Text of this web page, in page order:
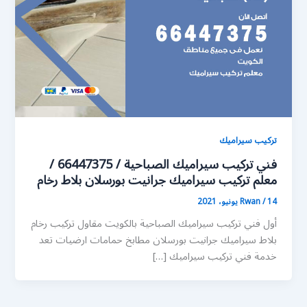
تركيب سيراميك
فني تركيب سيراميك الصباحية / 66447375 /
معلم تركيب سيراميك جرانيت بورسلان بلاط رخام
Rwan/14 يونيو، 2021
أول فني تركيب سيراميك الصباحية بالكويت مقاول تركيب رخام
بلاط سيراميك جرانيت بورسلان مطابخ حمامات ارضيات تعد
خدمة فني تركيب سيراميك […]